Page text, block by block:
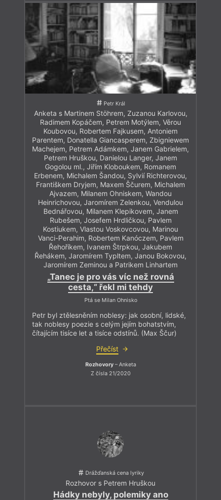
Petr Král
Anketa s Martinem Stöhrem, Zuzanou Karlovou,
Radimem Kopáčem, Petrem Motýlem, Věrou
Koubovou, Robertem Fajkusem, Antoniem
Parentem, Donatella Giancasperem, Zbigniewem
Machejem, Petrem Adámkem, Janem Gabrielem,
Petrem Hruškou, Danielou Langer, Janem
Gogolou ml., Jiřím Kloboukem, Romanem
Erbenem, Michalem Šandou, Sylvií Richterovou,
Františkem Dryjem, Maxem Ščurem, Michalem
Ajvazem, Milanem Ohniskem, Wandou
Heinrichovou, Jaromírem Zelenkou, Vendulou
Bednářovou, Milanem Klepikovem, Janem
Rubešem, Josefem Hrdličkou, Pavlem
Kostiukem, Vlastou Voskovcovou, Marinou
Vanci-Perahim, Robertem Kanóczem, Pavlem
Řehoříkem, Ivanem Štrpkou, Jakubem
Řehákem, Jaromírem Typltem, Janou Bokovou,
Jaromírem Zeminou a Patrikem Linhartem
„Tanec je pro vás víc než rovná
cesta,“ řekl mi tehdy
Ptá se Milan Ohnisko
Petr byl ztělesněním noblesy: jak osobní, lidské,
tak noblesy poezie s celým jejím bohatstvím,
čítajícím tisíce let a tisíce odstínů. (Max Ščur)
Přečíst
Rozhovory– Anketa
Z čísla 21/2020
Drážďanská cena lyriky
Rozhovor s Petrem Hruškou
Hádky nebyly, polemiky ano